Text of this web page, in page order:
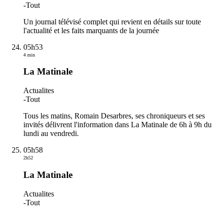
-Tout
Un journal télévisé complet qui revient en détails sur toute
l'actualité et les faits marquants de la journée
05h53
4 min
La Matinale
Actualites
-Tout
Tous les matins, Romain Desarbres, ses chroniqueurs et ses
invités délivrent l'information dans La Matinale de 6h à 9h du
lundi au vendredi.
05h58
2h52
La Matinale
Actualites
-Tout